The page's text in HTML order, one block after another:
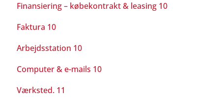
Finansiering – købekontrakt & leasing 10
Faktura 10
Arbejdsstation 10
Computer & e-mails 10
Værksted. 11